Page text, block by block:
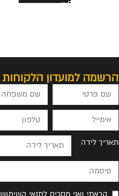
הרשמה למועדון הלקוחות
תאריך לידה
קראתי ואני מסכים לתנאי השימוש